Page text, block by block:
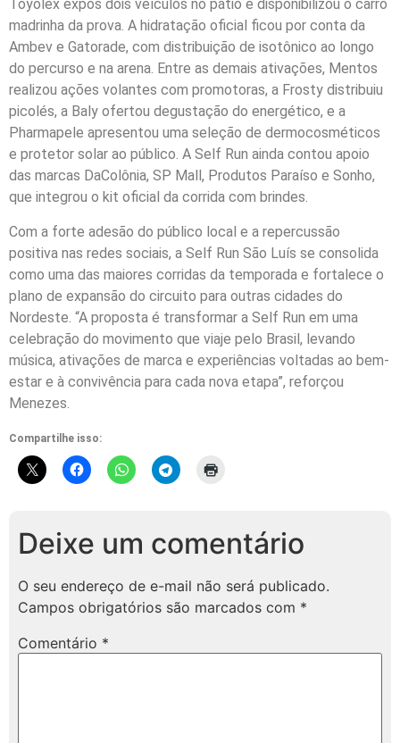
Toyolex expôs dois veículos no pátio e disponibilizou o carro
madrinha da prova. A hidratação oficial ficou por conta da
Ambev e Gatorade, com distribuição de isotônico ao longo
do percurso e na arena. Entre as demais ativações, Mentos
realizou ações volantes com promotoras, a Frosty distribuiu
picolés, a Baly ofertou degustação do energético, e a
Pharmapele apresentou uma seleção de dermocosméticos
e protetor solar ao público. A Self Run ainda contou apoio
das marcas DaColônia, SP Mall, Produtos Paraíso e Sonho,
que integrou o kit oficial da corrida com brindes.
Com a forte adesão do público local e a repercussão
positiva nas redes sociais, a Self Run São Luís se consolida
como uma das maiores corridas da temporada e fortalece o
plano de expansão do circuito para outras cidades do
Nordeste. “A proposta é transformar a Self Run em uma
celebração do movimento que viaje pelo Brasil, levando
música, ativações de marca e experiências voltadas ao bem-
estar e à convivência para cada nova etapa”, reforçou
Menezes.
Compartilhe isso:
Deixe um comentário
O seu endereço de e-mail não será publicado.
Campos obrigatórios são marcados com *
Comentário *